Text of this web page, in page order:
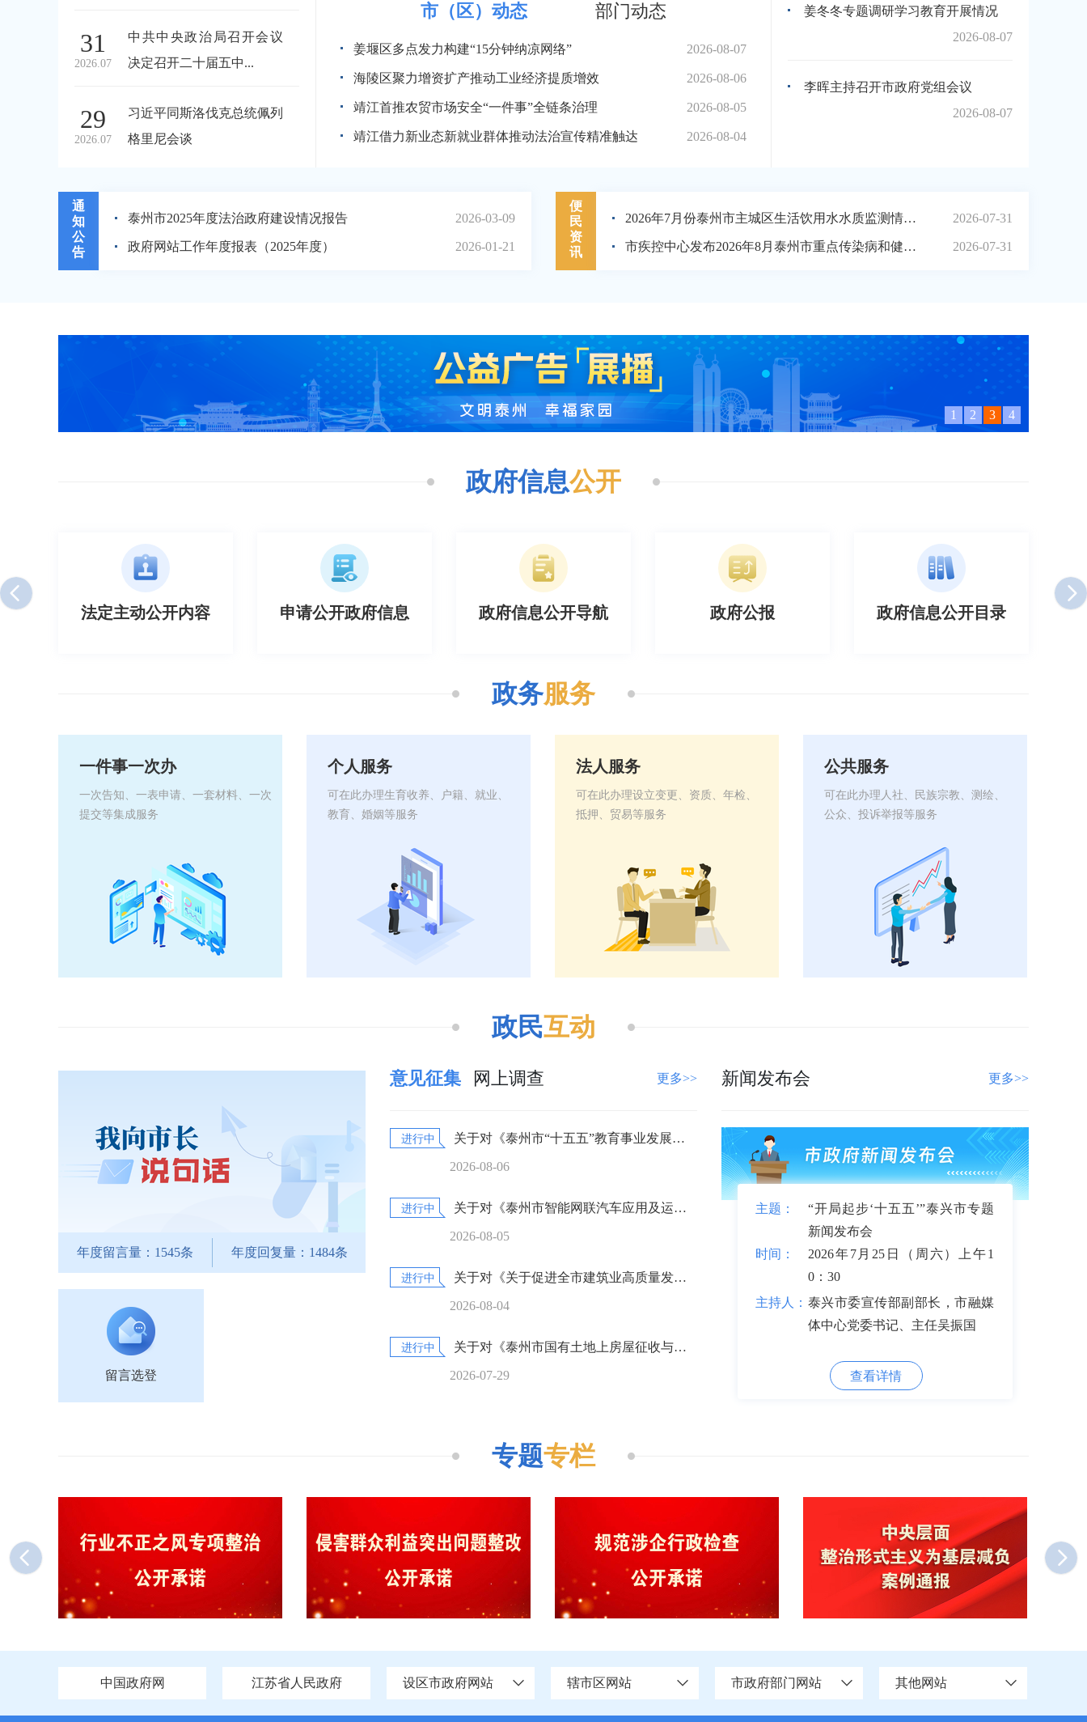
31
2026.07
中共中央政治局召开会议
决定召开二十届五中...
29
2026.07
习近平同斯洛伐克总统佩列
格里尼会谈
姜冬冬专题调研学习教育开展情况
2026-08-07
李晖主持召开市政府党组会议
2026-08-07
市（区）动态 部门动态
姜堰区多点发力构建“15分钟纳凉网络” 2026-08-07
海陵区聚力增资扩产推动工业经济提质增效 2026-08-06
靖江首推农贸市场安全“一件事”全链条治理 2026-08-05
靖江借力新业态新就业群体推动法治宣传精准触达 2026-08-04
通
知
公
告
泰州市2025年度法治政府建设情况报告 2026-03-09
政府网站工作年度报表（2025年度） 2026-01-21
便
民
资
讯
2026年7月份泰州市主城区生活饮用水水质监测情况通告 2026-07-31
市疾控中心发布2026年8月泰州市重点传染病和健康风险提示 2026-07-31
1 2 3 4
政府信息公开
申请公开政府信息 政府信息公开导航 政府公报 政府信息公开目录 政府信息公开年报
政务服务
一件事一次办
一次告知、一表申请、一套材料、一次
提交等集成服务
个人服务
可在此办理生育收养、户籍、就业、
教育、婚姻等服务
法人服务
可在此办理设立变更、资质、年检、
抵押、贸易等服务
公共服务
可在此办理人社、民族宗教、测绘、
公众、投诉举报等服务
政民互动
年度留言量：1545条 年度回复量：1484条
留言选登
意见征集 网上调查 更多>>
进行中 关于对《泰州市“十五五”教育事业发展规划（征求意见稿）》公开征求意见的公告
2026-08-06
进行中 关于对《泰州市智能网联汽车应用及运营实施细则》公开征求意见的公告
2026-08-05
进行中 关于对《关于促进全市建筑业高质量发展的若干措施（修订草案）》公开征求意见的公告
2026-08-04
进行中 关于对《泰州市国有土地上房屋征收与补偿办法（修订草案）》公开征求意见的公告
2026-07-29
新闻发布会 更多>>
主题：
“开局起步‘十五五’”泰兴市专题
新闻发布会
时间：
2026年7月25日（周六）上午1
0：30
主持人： 泰兴市委宣传部副部长，市融媒
体中心党委书记、主任吴振国
查看详情
专题专栏
中国政府网 江苏省人民政府 设区市政府网站 辖市区网站 市政府部门网站 其他网站